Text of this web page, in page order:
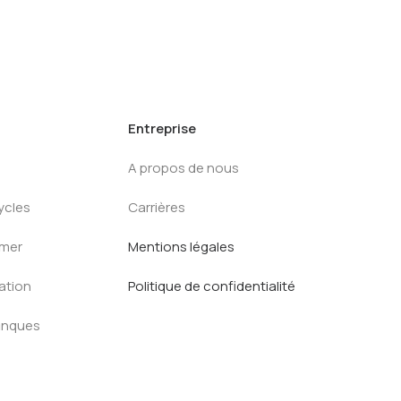
Entreprise
A propos de nous
Carrières
Mentions légales
Politique de confidentialité